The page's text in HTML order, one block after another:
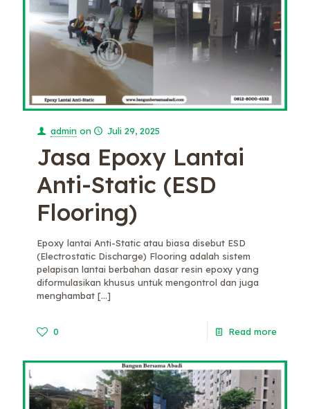
admin on Juli 29, 2025
Jasa Epoxy Lantai
Anti-Static (ESD
Flooring)
Epoxy lantai Anti-Static atau biasa disebut ESD
(Electrostatic Discharge) Flooring adalah sistem
pelapisan lantai berbahan dasar resin epoxy yang
diformulasikan khusus untuk mengontrol dan juga
menghambat […]
0 Read more